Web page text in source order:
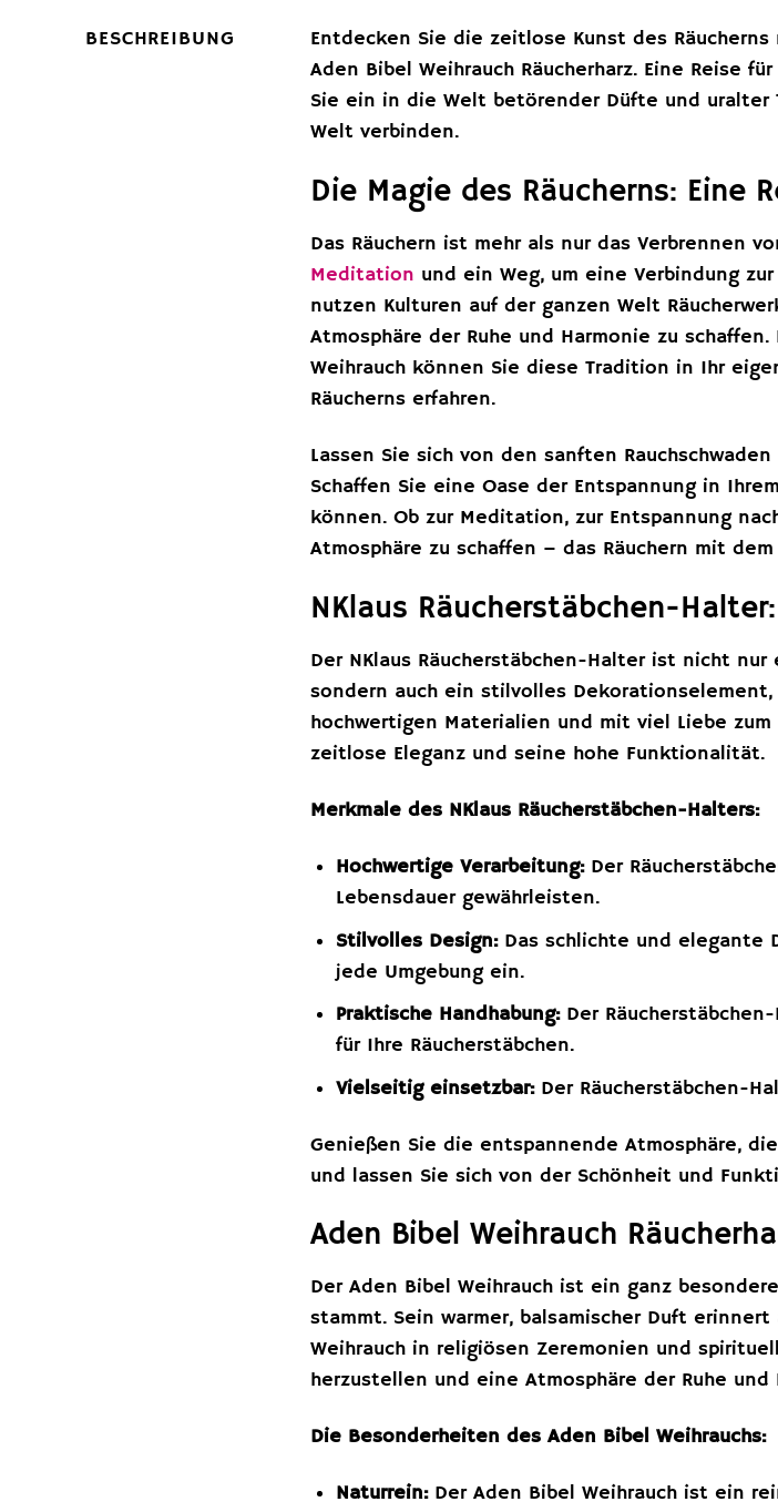
BESCHREIBUNG Entdecken Sie die zeitlose Kunst des Räucherns
Aden Bibel Weihrauch Räucherharz. Eine Reise
Sie ein in die Welt betörender Düfte und
Welt verbinden.
Die Magie des Räucherns: Eine
Das Räuchern ist mehr als nur das Verbrennen
Meditation und ein Weg, um eine Verbindung
nutzen Kulturen auf der ganzen Welt
Atmosphäre der Ruhe und Harmonie zu
Weihrauch können Sie diese Tradition in Ihr
Räucherns erfahren.
Lassen Sie sich von den sanften
Schaffen Sie eine Oase der Entspannung in
können. Ob zur Meditation, zur Entspannung
Atmosphäre zu schaffen – das Räuchern mit
NKlaus Räucherstäbchen-
Der NKlaus Räucherstäbchen-Halter ist nicht
sondern auch ein stilvolles
hochwertigen Materialien und mit viel Liebe
zeitlose Eleganz und seine hohe Funktionalität.
Merkmale des NKlaus Räucherstäbchen-Halters:
Hochwertige Verarbeitung:Der
Lebensdauer gewährleisten.
Stilvolles Design:Das schlichte und elegante
jede Umgebung ein.
Praktische Handhabung:Der
für Ihre Räucherstäbchen.
Vielseitig einsetzbar:Der Räucherstäbchen-
Genießen Sie die entspannende Atmosphäre,
und lassen Sie sich von der Schönheit und
Aden Bibel Weihrauch
Der Aden Bibel Weihrauch ist ein ganz
stammt. Sein warmer, balsamischer Duft
Weihrauch in religiösen Zeremonien und
herzustellen und eine Atmosphäre der Ruhe
Die Besonderheiten des Aden Bibel Weihrauchs:
Naturrein:Der Aden Bibel Weihrauch ist ein